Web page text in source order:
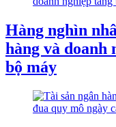
Hàng nghìn
hàng và doanh
bộ máy